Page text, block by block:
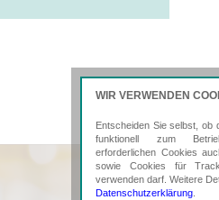
WIR VERWENDEN
Entscheiden Sie selbst, ob
funktionell zum
erforderlichen Cookies
sowie Cookies für
verwenden darf. Weitere
Datenschutzerklärung